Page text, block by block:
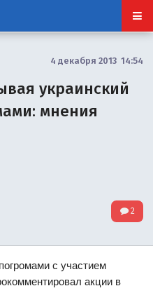
4 декабря 2013 14:54
украинский
мнения
2
с участием
акции в